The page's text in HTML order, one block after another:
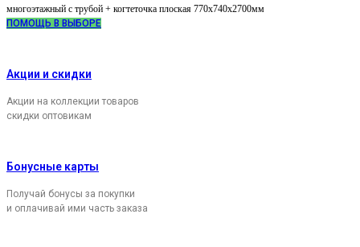
многоэтажный с трубой + когтеточка плоская 770х740х2700мм
ПОМОЩЬ В ВЫБОРЕ
Акции и скидки
Акции на коллекции товаров
скидки оптовикам
Бонусные карты
Получай бонусы за покупки
и оплачивай ими часть заказа